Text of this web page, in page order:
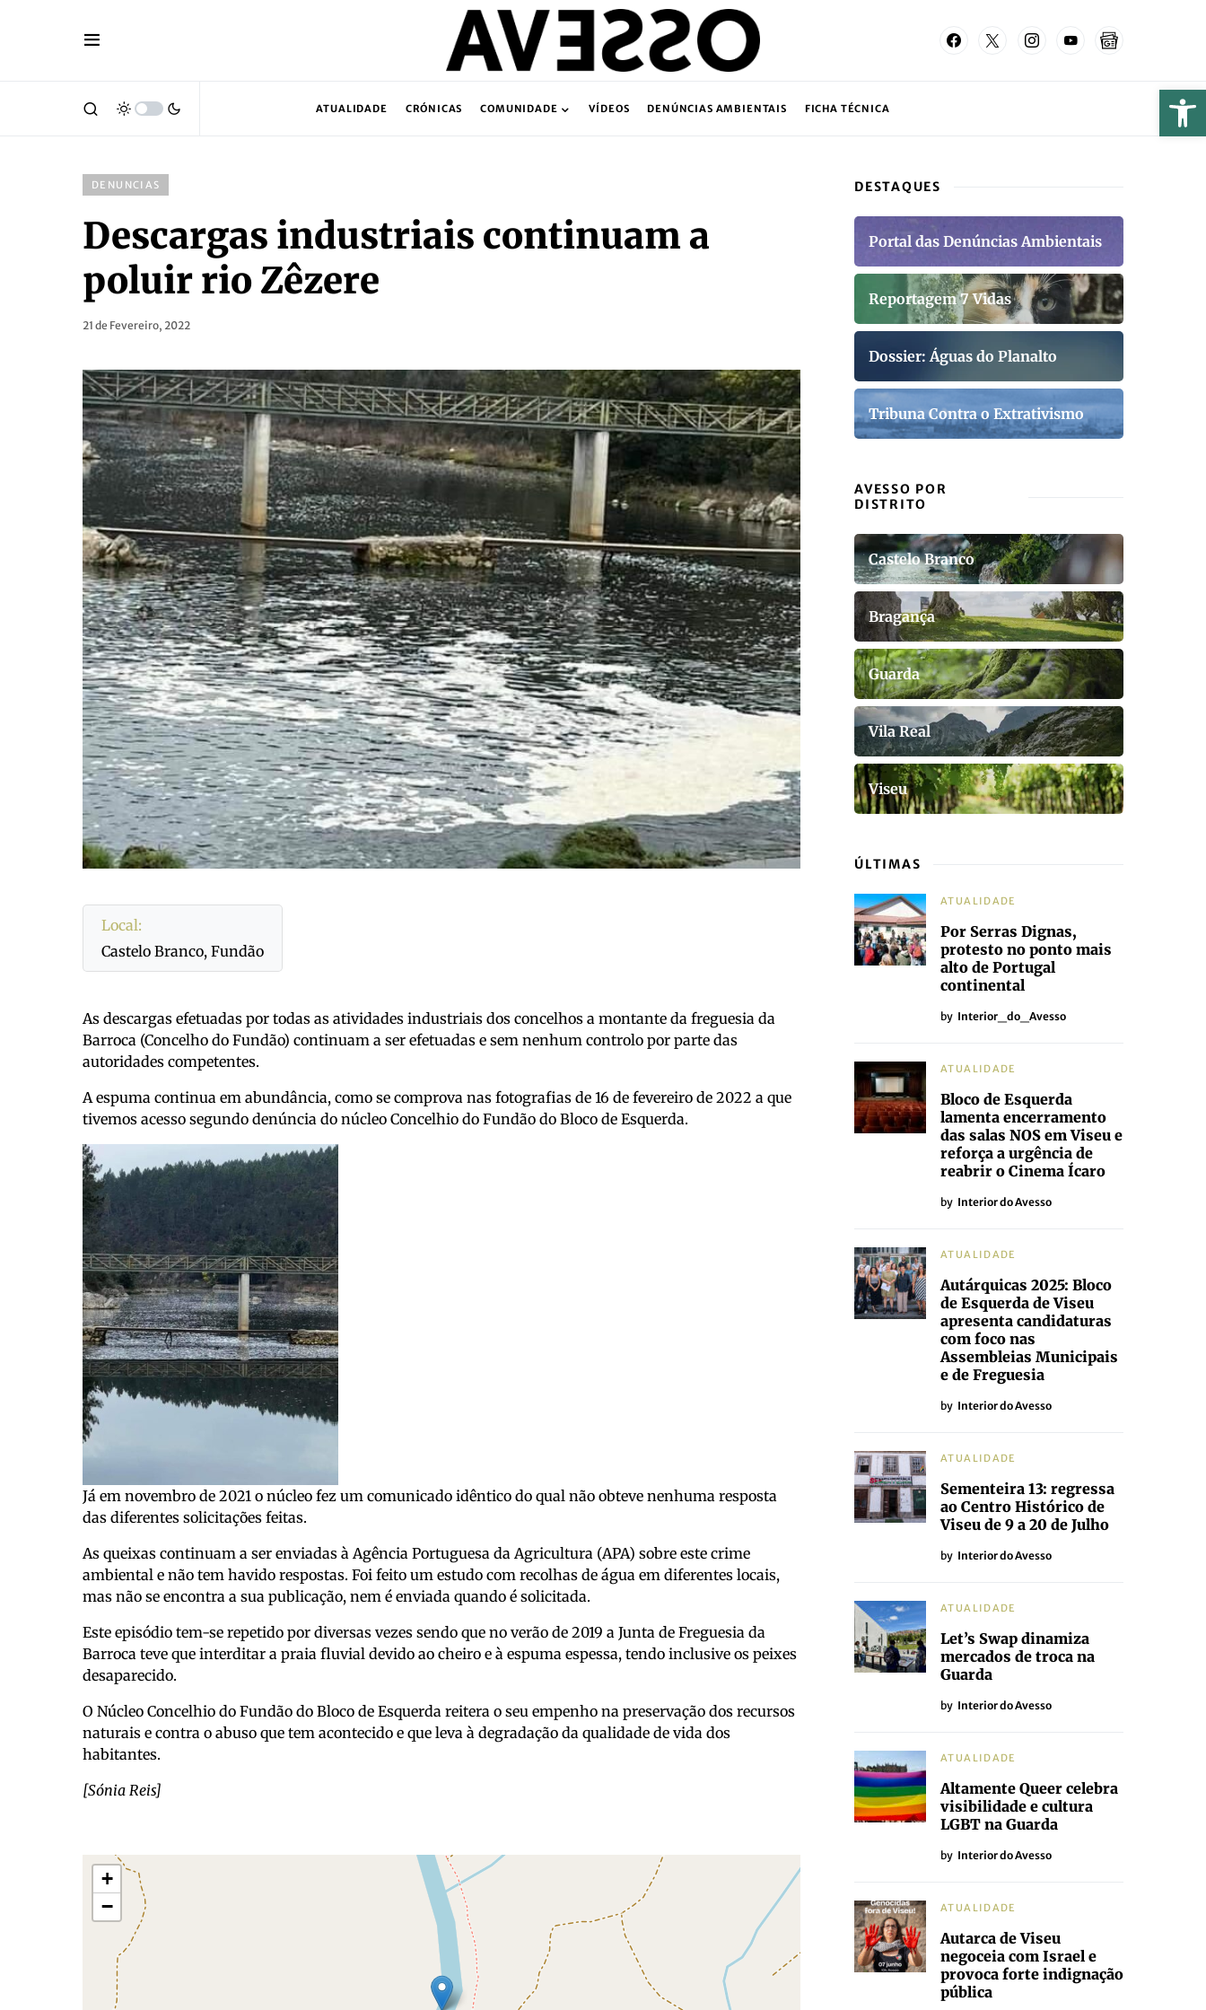
ATUALIDADE CRÓNICAS COMUNIDADE VÍDEOS DENÚNCIAS AMBIENTAIS FICHA TÉCNICA
DENUNCIAS
Descargas industriais continuam a
poluir rio Zêzere
21 de Fevereiro, 2022
Local:
Castelo Branco, Fundão
As descargas efetuadas por todas as atividades industriais dos concelhos a montante da freguesia da
Barroca (Concelho do Fundão) continuam a ser efetuadas e sem nenhum controlo por parte das
autoridades competentes.
A espuma continua em abundância, como se comprova nas fotografias de 16 de fevereiro de 2022 a que
tivemos acesso segundo denúncia do núcleo Concelhio do Fundão do Bloco de Esquerda.
Já em novembro de 2021 o núcleo fez um comunicado idêntico do qual não obteve nenhuma resposta
das diferentes solicitações feitas.
As queixas continuam a ser enviadas à Agência Portuguesa da Agricultura (APA) sobre este crime
ambiental e não tem havido respostas. Foi feito um estudo com recolhas de água em diferentes locais,
mas não se encontra a sua publicação, nem é enviada quando é solicitada.
Este episódio tem-se repetido por diversas vezes sendo que no verão de 2019 a Junta de Freguesia da
Barroca teve que interditar a praia fluvial devido ao cheiro e à espuma espessa, tendo inclusive os peixes
desaparecido.
O Núcleo Concelhio do Fundão do Bloco de Esquerda reitera o seu empenho na preservação dos recursos
naturais e contra o abuso que tem acontecido e que leva à degradação da qualidade de vida dos
habitantes.
[Sónia Reis]
DESTAQUES
Portal das Denúncias Ambientais
Reportagem 7 Vidas
Dossier: Águas do Planalto
Tribuna Contra o Extrativismo
AVESSO POR
DISTRITO
Castelo Branco
Bragança
Guarda
Vila Real
Viseu
ÚLTIMAS
ATUALIDADE
Por Serras Dignas,
protesto no ponto mais
alto de Portugal
continental
by Interior_do_Avesso
ATUALIDADE
Bloco de Esquerda
lamenta encerramento
das salas NOS em Viseu e
reforça a urgência de
reabrir o Cinema Ícaro
by Interior do Avesso
ATUALIDADE
Autárquicas 2025: Bloco
de Esquerda de Viseu
apresenta candidaturas
com foco nas
Assembleias Municipais
e de Freguesia
by Interior do Avesso
ATUALIDADE
Sementeira 13: regressa
ao Centro Histórico de
Viseu de 9 a 20 de Julho
by Interior do Avesso
ATUALIDADE
Let’s Swap dinamiza
mercados de troca na
Guarda
by Interior do Avesso
ATUALIDADE
Altamente Queer celebra
visibilidade e cultura
LGBT na Guarda
by Interior do Avesso
ATUALIDADE
Autarca de Viseu
negoceia com Israel e
provoca forte indignação
pública